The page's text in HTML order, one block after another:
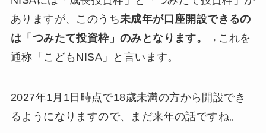
ありますが、このうち未成年が口座開設できるの
は「つみたて投資枠」のみとなります。
→これを
通称「こどもNISA」と言います。
2027年1月1日時点で18歳未満の方から開設でき
るようになりますので、まだ来年の話ですね。